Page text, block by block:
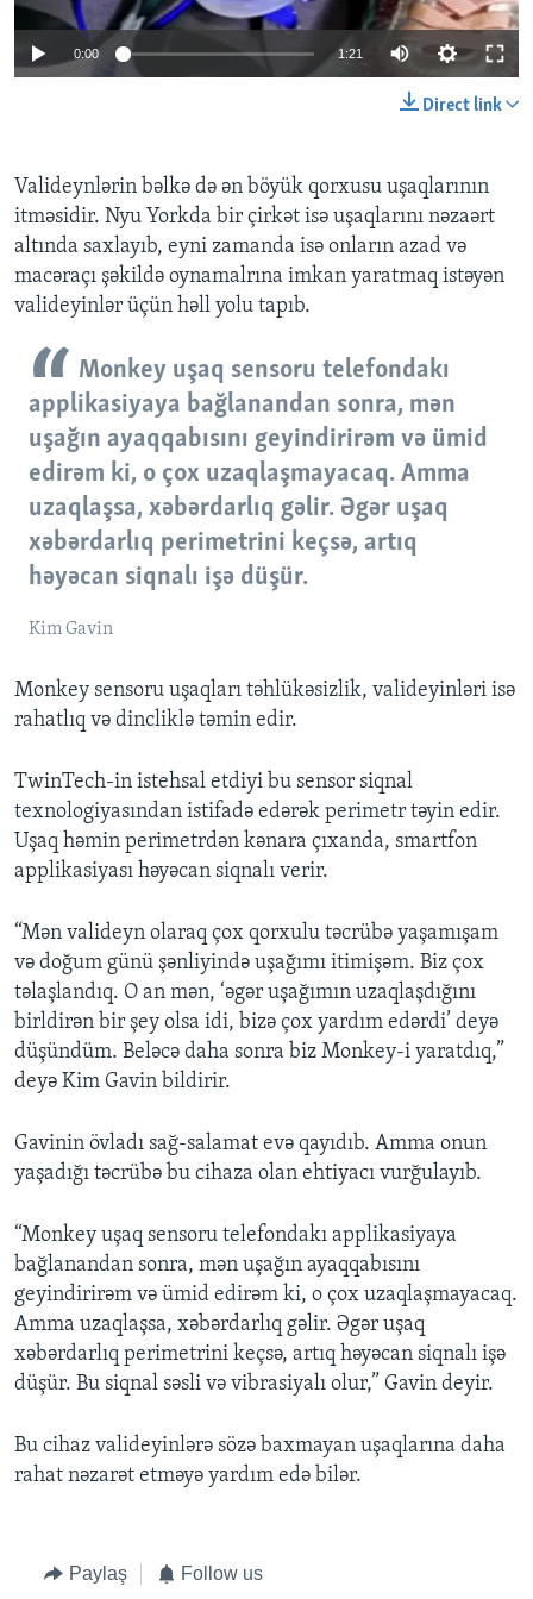
BIZI IZLƏYIN
Dillər
0:00 1:21
Direct link
Valideynlərin bəlkə də ən böyük qorxusu uşaqlarının
itməsidir. Nyu Yorkda bir çirkət isə uşaqlarını nəzaərt
altında saxlayıb, eyni zamanda isə onların azad və
macəraçı şəkildə oynamalrına imkan yaratmaq istəyən
valideyinlər üçün həll yolu tapıb.
Monkey uşaq sensoru telefondakı
applikasiyaya bağlanandan sonra, mən
uşağın ayaqqabısını geyindirirəm və ümid
edirəm ki, o çox uzaqlaşmayacaq. Amma
uzaqlaşsa, xəbərdarlıq gəlir. Əgər uşaq
xəbərdarlıq perimetrini keçsə, artıq
həyəcan siqnalı işə düşür.
Kim Gavin
Monkey sensoru uşaqları təhlükəsizlik, valideyinləri isə
rahatlıq və dincliklə təmin edir.
TwinTech-in istehsal etdiyi bu sensor siqnal
texnologiyasından istifadə edərək perimetr təyin edir.
Uşaq həmin perimetrdən kənara çıxanda, smartfon
applikasiyası həyəcan siqnalı verir.
“Mən valideyn olaraq çox qorxulu təcrübə yaşamışam
və doğum günü şənliyində uşağımı itimişəm. Biz çox
təlaşlandıq. O an mən, ‘əgər uşağımın uzaqlaşdığını
birldirən bir şey olsa idi, bizə çox yardım edərdi’ deyə
düşündüm. Beləcə daha sonra biz Monkey-i yaratdıq,”
deyə Kim Gavin bildirir.
Gavinin övladı sağ-salamat evə qayıdıb. Amma onun
yaşadığı təcrübə bu cihaza olan ehtiyacı vurğulayıb.
“Monkey uşaq sensoru telefondakı applikasiyaya
bağlanandan sonra, mən uşağın ayaqqabısını
geyindirirəm və ümid edirəm ki, o çox uzaqlaşmayacaq.
Amma uzaqlaşsa, xəbərdarlıq gəlir. Əgər uşaq
xəbərdarlıq perimetrini keçsə, artıq həyəcan siqnalı işə
düşür. Bu siqnal səsli və vibrasiyalı olur,” Gavin deyir.
Bu cihaz valideyinlərə sözə baxmayan uşaqlarına daha
rahat nəzarət etməyə yardım edə bilər.
Paylaş Follow us